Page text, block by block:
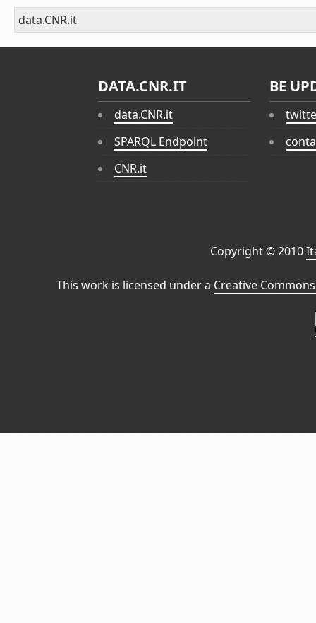
data.CNR.it
DATA.CNR.IT
data.CNR.it
SPARQL Endpoint
CNR.it
BE
Copyright © 2010
This work is licensed under a Creative